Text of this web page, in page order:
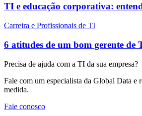
TI e educação corporativa:
Carreira e Profissionais de TI
6 atitudes de um bom gerente de
Precisa de ajuda com a TI da sua empresa?
Fale com um especialista da Global Data e
medida.
Fale conosco